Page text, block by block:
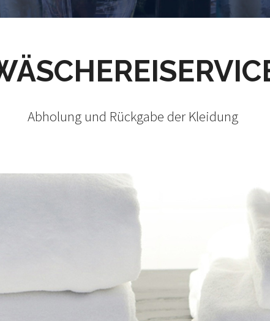
Abholung und Rückgabe der Kleidung